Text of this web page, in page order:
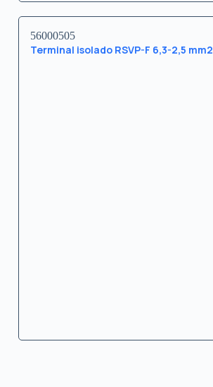
56000505
Terminal isolado RSVP-F 6,3-2,5 mm2